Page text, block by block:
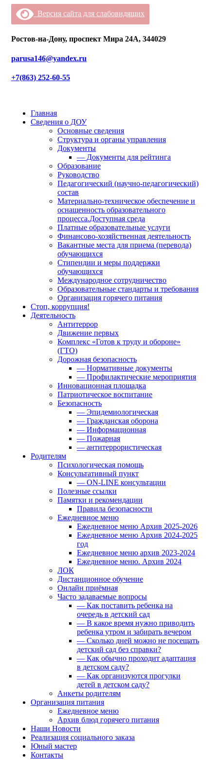
Версия сайта для слабовидящих
Ростов-на-Дону, проспект Мира 24А, 344029
parusa146@yandex.ru
+7(863) 252-60-55
Главная
Сведения о ДОУ
Основные сведения
Структура и органы управления
Документы
— Документы для рейтинга
Образование
Руководство
Педагогический (научно-педагогический)
состав
Материально-техническое обеспечение и
оснащенность образовательного
процесса.Доступная среда
Платные образовательные услуги
Финансово-хозяйственная деятельность
Вакантные места для приема (перевода)
обучающихся
Стипендии и меры поддержки
обучающихся
Международное сотрудничество
Образовательные стандарты и требования
Организация горячего питания
Стоп, коррупция!
Деятельность
Антитеррор
Движение первых
Комплекс «Готов к труду и обороне»
(ГТО)
Дорожная безопасность
— Нормативные документы
— Профилактические мероприятия
Инновационная площадка
Патриотическое воспитание
Безопасность
— Эпидемиологическая
— Гражданская оборона
— Информационная
— Пожарная
— антитеррористическая
Родителям
Психологическая помощь
Консультативный пункт
— ON-LINE консультации
Полезные ссылки
Памятки и рекомендации
Правила безопасности
Ежедневное меню
Ежедневное меню Архив 2025-2026
Ежедневное меню Архив 2024-2025
год
Ежедневное меню архив 2023-2024
Ежедневное меню. Архив 2024
ЛОК
Дистанционное обучение
Онлайн приёмная
Часто задаваемые вопросы
— Как поставить ребенка на
очередь в детский сад
— В какое время нужно приводить
ребенка утром и забирать вечером
— Сколько дней можно не посещать
детский сад без справки?
— Как обычно проходит адаптация
в детском саду?
— Как организуются прогулки
детей в детском саду?
Анкеты родителям
Организация питания
Ежедневное меню
Архив блюд горячего питания
Наши Новости
Реализация социального заказа
Юный мастер
Контакты